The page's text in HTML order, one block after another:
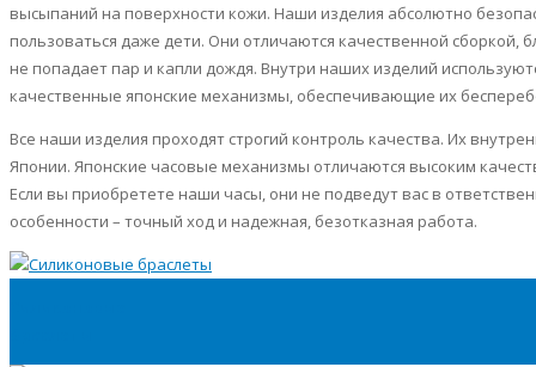
высыпаний на поверхности кожи. Наши изделия абсолютно
пользоваться даже дети. Они отличаются качественной сборкой,
не попадает пар и капли дождя. Внутри наших изделий
качественные японские механизмы, обеспечивающие их
Все наши изделия проходят строгий контроль качества. Их
Японии. Японские часовые механизмы отличаются высоким
Если вы приобретете наши часы, они не подведут вас в
особенности – точный ход и надежная, безотказная работа.